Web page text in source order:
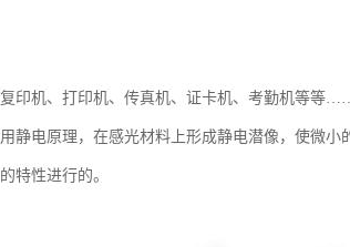
复印机、打印机、传真机、证卡机、考勤机等等
用静电原理，在感光材料上形成静电潜像，使微
的特性进行的。